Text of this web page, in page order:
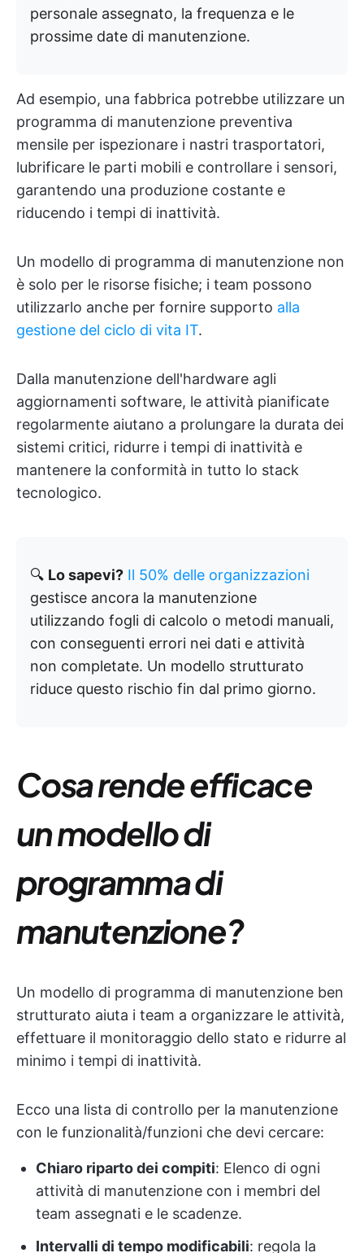
personale assegnato, la frequenza e le
prossime date di manutenzione.
Ad esempio, una fabbrica potrebbe utilizzare un
programma di manutenzione preventiva
mensile per ispezionare i nastri trasportatori,
lubrificare le parti mobili e controllare i sensori,
garantendo una produzione costante e
riducendo i tempi di inattività.
Un modello di programma di manutenzione non
è solo per le risorse fisiche; i team possono
utilizzarlo anche per fornire supporto alla
gestione del ciclo di vita IT.
Dalla manutenzione dell'hardware agli
aggiornamenti software, le attività pianificate
regolarmente aiutano a prolungare la durata dei
sistemi critici, ridurre i tempi di inattività e
mantenere la conformità in tutto lo stack
tecnologico.
🔍 Lo sapevi? Il 50% delle organizzazioni
gestisce ancora la manutenzione
utilizzando fogli di calcolo o metodi manuali,
con conseguenti errori nei dati e attività
non completate. Un modello strutturato
riduce questo rischio fin dal primo giorno.
Cosa rende efficace
un modello di
programma di
manutenzione?
Un modello di programma di manutenzione ben
strutturato aiuta i team a organizzare le attività,
effettuare il monitoraggio dello stato e ridurre al
minimo i tempi di inattività.
Ecco una lista di controllo per la manutenzione
con le funzionalità/funzioni che devi cercare:
Chiaro riparto dei compiti: Elenco di ogni
attività di manutenzione con i membri del
team assegnati e le scadenze.
Intervalli di tempo modificabili: regola la